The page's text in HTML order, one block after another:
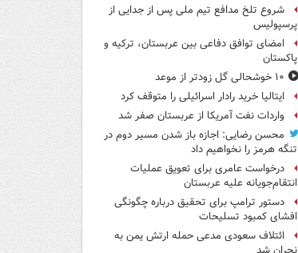
شروع تلخ مدافع تیم ملی پس از جدایی از
پرسپولیس
امضای توافق دفاعی بین عربستان، ترکیه و
پاکستان
۱۰ خوشحالی گل زودتر از موعد
ایتالیا خرید رادار اسرائیلی را متوقف کرد
واردات نفت آمریکا از عربستان صفر شد
محسن رضایی: اجازه باز شدن مسیر دوم در
تنگه هرمز را نخواهیم داد
درخواست عامری برای تعویق عملیات
انتقام‌جویانه علیه عربستان
دستور ترامپ برای تحقیق درباره چگونگی
افشای کمبود تسلیحات
ائتلاف سعودی مدعی حمله ارتش یمن به